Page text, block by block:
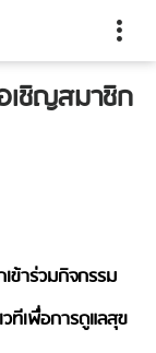
เชิญสมาชิก
ข้าร่วมกิจกรรม
ทีเพื่อการดูแลสุข